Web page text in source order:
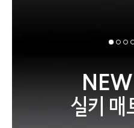
NEW
실키 매